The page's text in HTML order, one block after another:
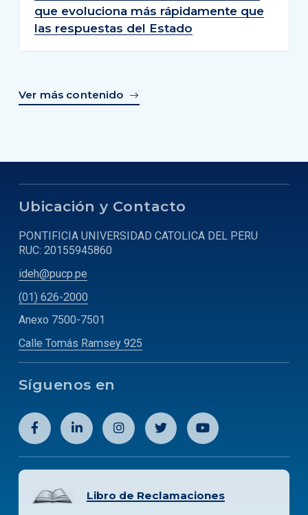
que evoluciona más rápidamente que
las respuestas del Estado
Ver más contenido
Ubicación y Contacto
PONTIFICIA UNIVERSIDAD CATOLICA DEL PERU
RUC: 20155945860
ideh@pucp.pe
(01) 626-2000
Anexo 7500-7501
Calle Tomás Ramsey 925
Síguenos en
Libro de Reclamaciones